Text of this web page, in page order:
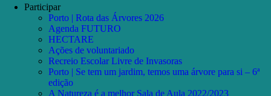
Participar
Porto | Rota das Árvores 2026
Agenda FUTURO
HECTARE
Ações de voluntariado
Recreio Escolar Livre de Invasoras
Porto | Se tem um jardim, temos uma árvore para si – 6ª
edição
A Natureza é a melhor Sala de Aula 2022/2023